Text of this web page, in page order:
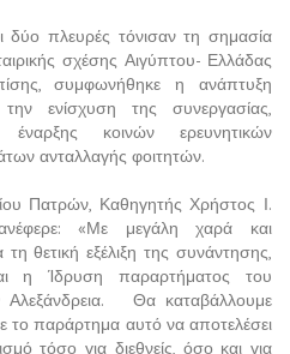
δύο πλευρές τόνισαν τη σημασία
σχέσης Αιγύπτου- Ελλάδας
συμφωνήθηκε η ανάπτυξη
ενίσχυση της συνεργασίας,
έναρξης κοινών ερευνητικών
ανταλλαγής φοιτητών.
Πατρών, Καθηγητής Χρήστος Ι.
«Με μεγάλη χαρά και
θετική εξέλιξη της συνάντησης,
η Ίδρυση παραρτήματος του
Αλεξάνδρεια. Θα καταβάλλουμε
παράρτημα αυτό να αποτελέσει
τόσο για διεθνείς, όσο και για